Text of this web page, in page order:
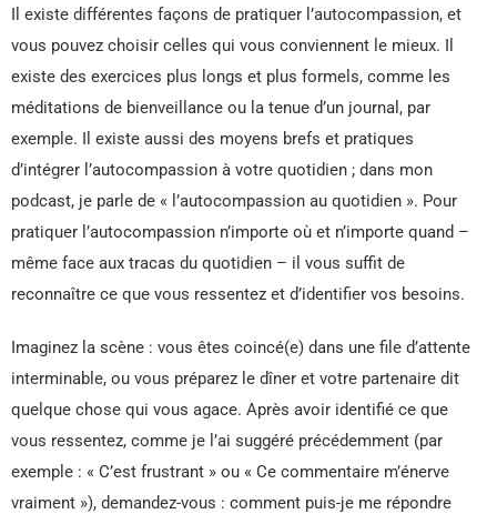
Il existe différentes façons de pratiquer l’autocompassion, et
vous pouvez choisir celles qui vous conviennent le mieux. Il
existe des exercices plus longs et plus formels, comme les
méditations de bienveillance ou la tenue d’un journal, par
exemple. Il existe aussi des moyens brefs et pratiques
d’intégrer l’autocompassion à votre quotidien ; dans mon
podcast, je parle de « l’autocompassion au quotidien ». Pour
pratiquer l’autocompassion n’importe où et n’importe quand –
même face aux tracas du quotidien – il vous suffit de
reconnaître ce que vous ressentez et d’identifier vos besoins.
Imaginez la scène : vous êtes coincé(e) dans une file d’attente
interminable, ou vous préparez le dîner et votre partenaire dit
quelque chose qui vous agace. Après avoir identifié ce que
vous ressentez, comme je l’ai suggéré précédemment (par
exemple : « C’est frustrant » ou « Ce commentaire m’énerve
vraiment »), demandez-vous : comment puis-je me répondre